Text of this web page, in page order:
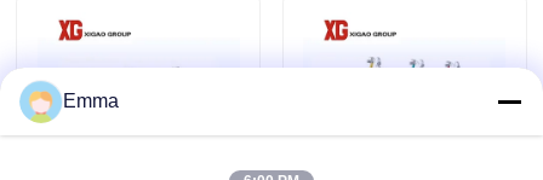
Interruptor de rotura de carga de aire
Interruptor de rotura de carga SF6
Dispositivo de distribución de la distribución de poder
Emma